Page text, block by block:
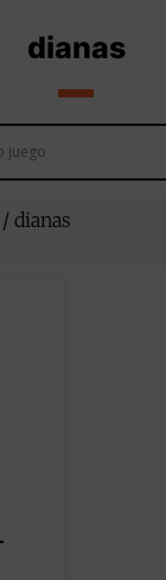
dianas
/ dianas